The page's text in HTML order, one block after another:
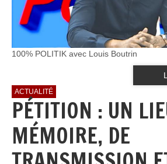
100% POLITIK avec Louis Boutrin
ACTUALITÉ
PÉTITION : UN
MÉMOIRE, DE